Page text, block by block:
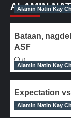
ALAMIN
Alamin Natin Kay
Bataan,
ASF
0
Alamin Natin Kay
Expectation
0
Alamin Natin Kay